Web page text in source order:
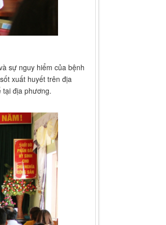
sự nguy hiểm của bệnh
xuất huyết trên địa
tại địa phương.